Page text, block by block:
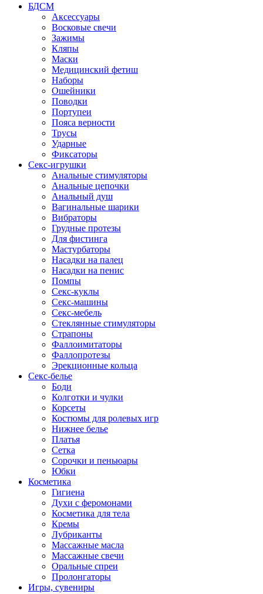
БДСМ
Аксессуары
Восковые свечи
Зажимы
Кляпы
Маски
Медицинский фетиш
Наборы
Ошейники
Поводки
Портупеи
Пояса верности
Трусы
Ударные
Фиксаторы
Секс-игрушки
Анальные стимуляторы
Анальные цепочки
Анальный душ
Вагинальные шарики
Вибраторы
Грудные протезы
Для фистинга
Мастурбаторы
Насадки на палец
Насадки на пенис
Помпы
Секс-куклы
Секс-машины
Секс-мебель
Стеклянные стимуляторы
Страпоны
Фаллоимитаторы
Фаллопротезы
Эрекционные кольца
Секс-белье
Боди
Колготки и чулки
Корсеты
Костюмы для ролевых игр
Нижнее белье
Платья
Сетка
Сорочки и пеньюары
Юбки
Косметика
Гигиена
Духи с феромонами
Косметика для тела
Кремы
Лубриканты
Массажные масла
Массажные свечи
Оральные спреи
Пролонгаторы
Игры, сувениры